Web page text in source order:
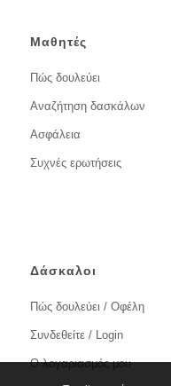
Μαθητές
Πώς δουλεύει
Αναζήτηση δασκάλων
Ασφάλεια
Συχνές ερωτήσεις
Δάσκαλοι
Πώς δουλεύει / Οφέλη
Συνδεθείτε / Login
Ο λογαριασμός μου